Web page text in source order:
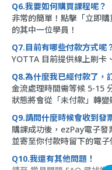
Q6.我要如何購買課程呢？
非常的簡單！點擊「立即
的其中一位學員！
Q7.目前有哪些付款方式呢
YOTTA 目前提供線上刷卡
Q8.為什麼我已經付款了，
金流處理時間需等候 5-15
狀態將會從「未付款」轉變
Q9.請問什麼時候會收到發
購課成功後，ezPay電子發
並寄至你付款時留下的電子
Q10.我還有其他問題！